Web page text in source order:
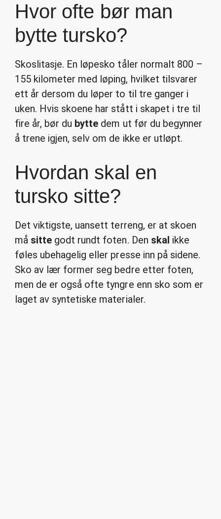
Hvor ofte bør man
bytte tursko?
Skoslitasje. En løpesko tåler normalt 800 –
155 kilometer med løping, hvilket tilsvarer
ett år dersom du løper to til tre ganger i
uken. Hvis skoene har stått i skapet i tre til
fire år, bør du bytte dem ut før du begynner
å trene igjen, selv om de ikke er utløpt.
Hvordan skal en
tursko sitte?
Det viktigste, uansett terreng, er at skoen
må sitte godt rundt foten. Den skal ikke
føles ubehagelig eller presse inn på sidene.
Sko av lær former seg bedre etter foten,
men de er også ofte tyngre enn sko som er
laget av syntetiske materialer.